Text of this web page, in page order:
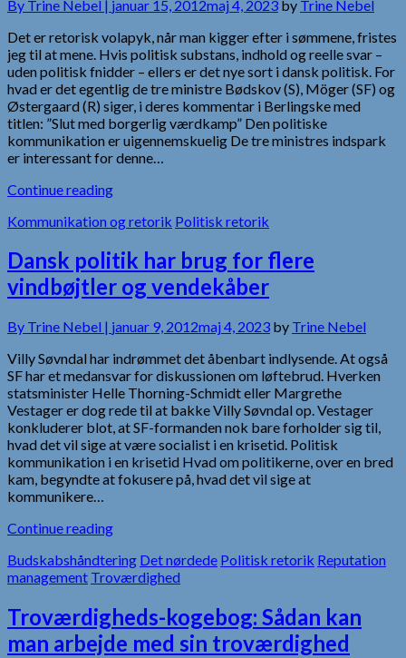
By Trine Nebel | januar 15, 2012maj 4, 2023 by Trine Nebel
Det er retorisk volapyk, når man kigger efter i sømmene, fristes
jeg til at mene. Hvis politisk substans, indhold og reelle svar –
uden politisk fnidder – ellers er det nye sort i dansk politisk. For
hvad er det egentlig de tre ministre Bødskov (S), Möger (SF) og
Østergaard (R) siger, i deres kommentar i Berlingske med
titlen: ”Slut med borgerlig værdkamp” Den politiske
kommunikation er uigennemskuelig De tre ministres indspark
er interessant for denne…
Continue reading
Kommunikation og retorik Politisk retorik
Dansk politik har brug for flere
vindbøjtler og vendekåber
By Trine Nebel | januar 9, 2012maj 4, 2023 by Trine Nebel
Villy Søvndal har indrømmet det åbenbart indlysende. At også
SF har et medansvar for diskussionen om løftebrud. Hverken
statsminister Helle Thorning-Schmidt eller Margrethe
Vestager er dog rede til at bakke Villy Søvndal op. Vestager
konkluderer blot, at SF-formanden nok bare forholder sig til,
hvad det vil sige at være socialist i en krisetid. Politisk
kommunikation i en krisetid Hvad om politikerne, over en bred
kam, begyndte at fokusere på, hvad det vil sige at
kommunikere…
Continue reading
Budskabshåndtering Det nørdede Politisk retorik Reputation
management Troværdighed
Troværdigheds-kogebog: Sådan kan
man arbejde med sin troværdighed